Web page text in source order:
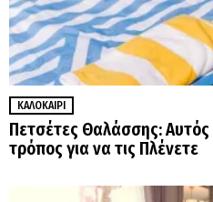
ΚΑΛΟΚΑΊΡΙ
Πετσέτες Θαλάσσης: Αυτός
τρόπος για να τις Πλένετε